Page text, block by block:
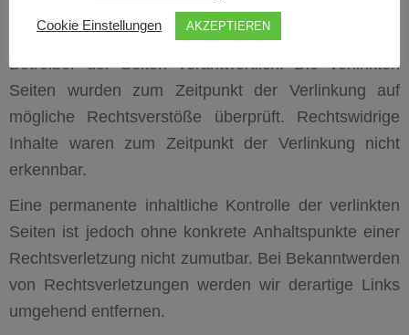
keine Gewähr übernehmen. Für die Inhalte der
verlinkten Seiten ist stets der jeweilige Anbieter oder
Betreiber der Seiten verantwortlich. Die verlinkten
Seiten wurden zum Zeitpunkt der Verlinkung auf
mögliche Rechtsverstöße überprüft. Rechtswidrige
Inhalte waren zum Zeitpunkt der Verlinkung nicht
erkennbar.
Eine permanente inhaltliche Kontrolle der verlinkten
Seiten ist jedoch ohne konkrete Anhaltspunkte einer
Rechtsverletzung nicht zumutbar. Bei Bekanntwerden
von Rechtsverletzungen werden wir derartige Links
umgehend entfernen.
Cookie Einstellungen AKZEPTIEREN